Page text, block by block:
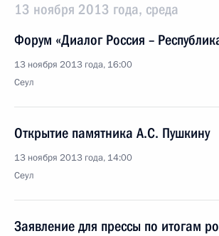
13 ноября 2013 года, среда
Форум «Диалог Россия –
13 ноября 2013 года, 16:00
Сеул
Открытие памятника А.С. Пушкину
13 ноября 2013 года, 14:00
Сеул
Заявление для прессы по итогам